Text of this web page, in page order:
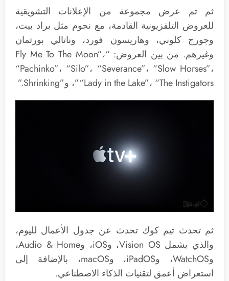
ثم تم عرض مجموعة من الإعلانات التشويقية
للعروض التلفزيونية القادمة، مع نجوم مثل براد بيت،
وجورج كلوني، وهاريسون فورد، وناتالي بورتمان
وغيرهم. من بين العروض: “Fly Me To The Moon”،
“Pachinko”، “Silo”، “Severance”، “Slow Horses”،
“Lady in the Lake”، “The Instigators”، و”Shrinking.”
ثم تحدث تيم كوك تحدث عن جدول الأعمال لليوم،
والذي يشمل Vision OS، وiOS، وAudio & Home،
وWatchOS، وiPadOS، وmacOS، بالإضافة إلى
استعراض أعمق لتقنيات الذكاء الاصطناعي.